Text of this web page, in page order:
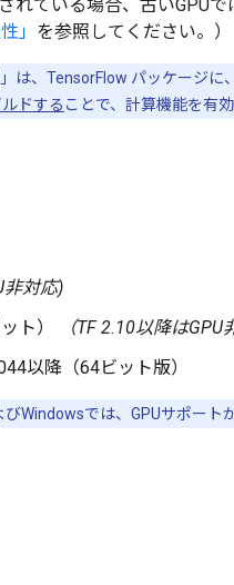
れている場合、古いGPU
」 を参照してください。）
は、TensorFlow パッケージに
ドする ことで、計算機能を有効
非対応)
ト）
（TF 2.10以降はGPU
以降（64ビット版）
Windowsでは、GPUサポート